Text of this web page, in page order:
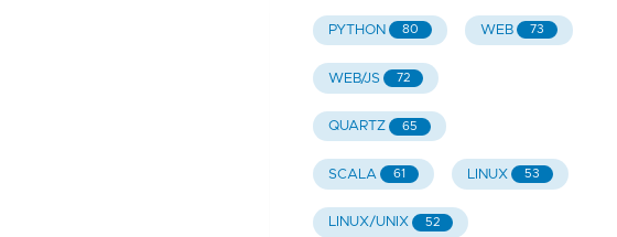
PYTHON 80 WEB 73
WEB/JS 72
QUARTZ 65
SCALA 61 LINUX 53
LINUX/UNIX 52